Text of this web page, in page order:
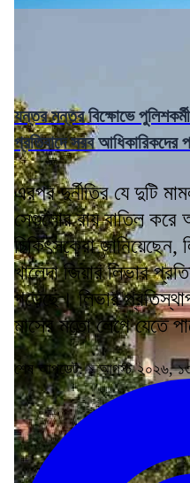
যন্তর মন্তর বিক্ষোভে
প্রতিবাদে সরব আধিকারিকদের
এরপর দুর্নীতির যে দুটি
সেগুলোর রায় বাতিল করে
চিকিৎসকেরা
খালেদা জিয়ার লিভার
পড়েছে। লিভার
মাসের মতো লেগে যেতে
শেষ আপডেট: ১ আগস্ট ২০২৬,